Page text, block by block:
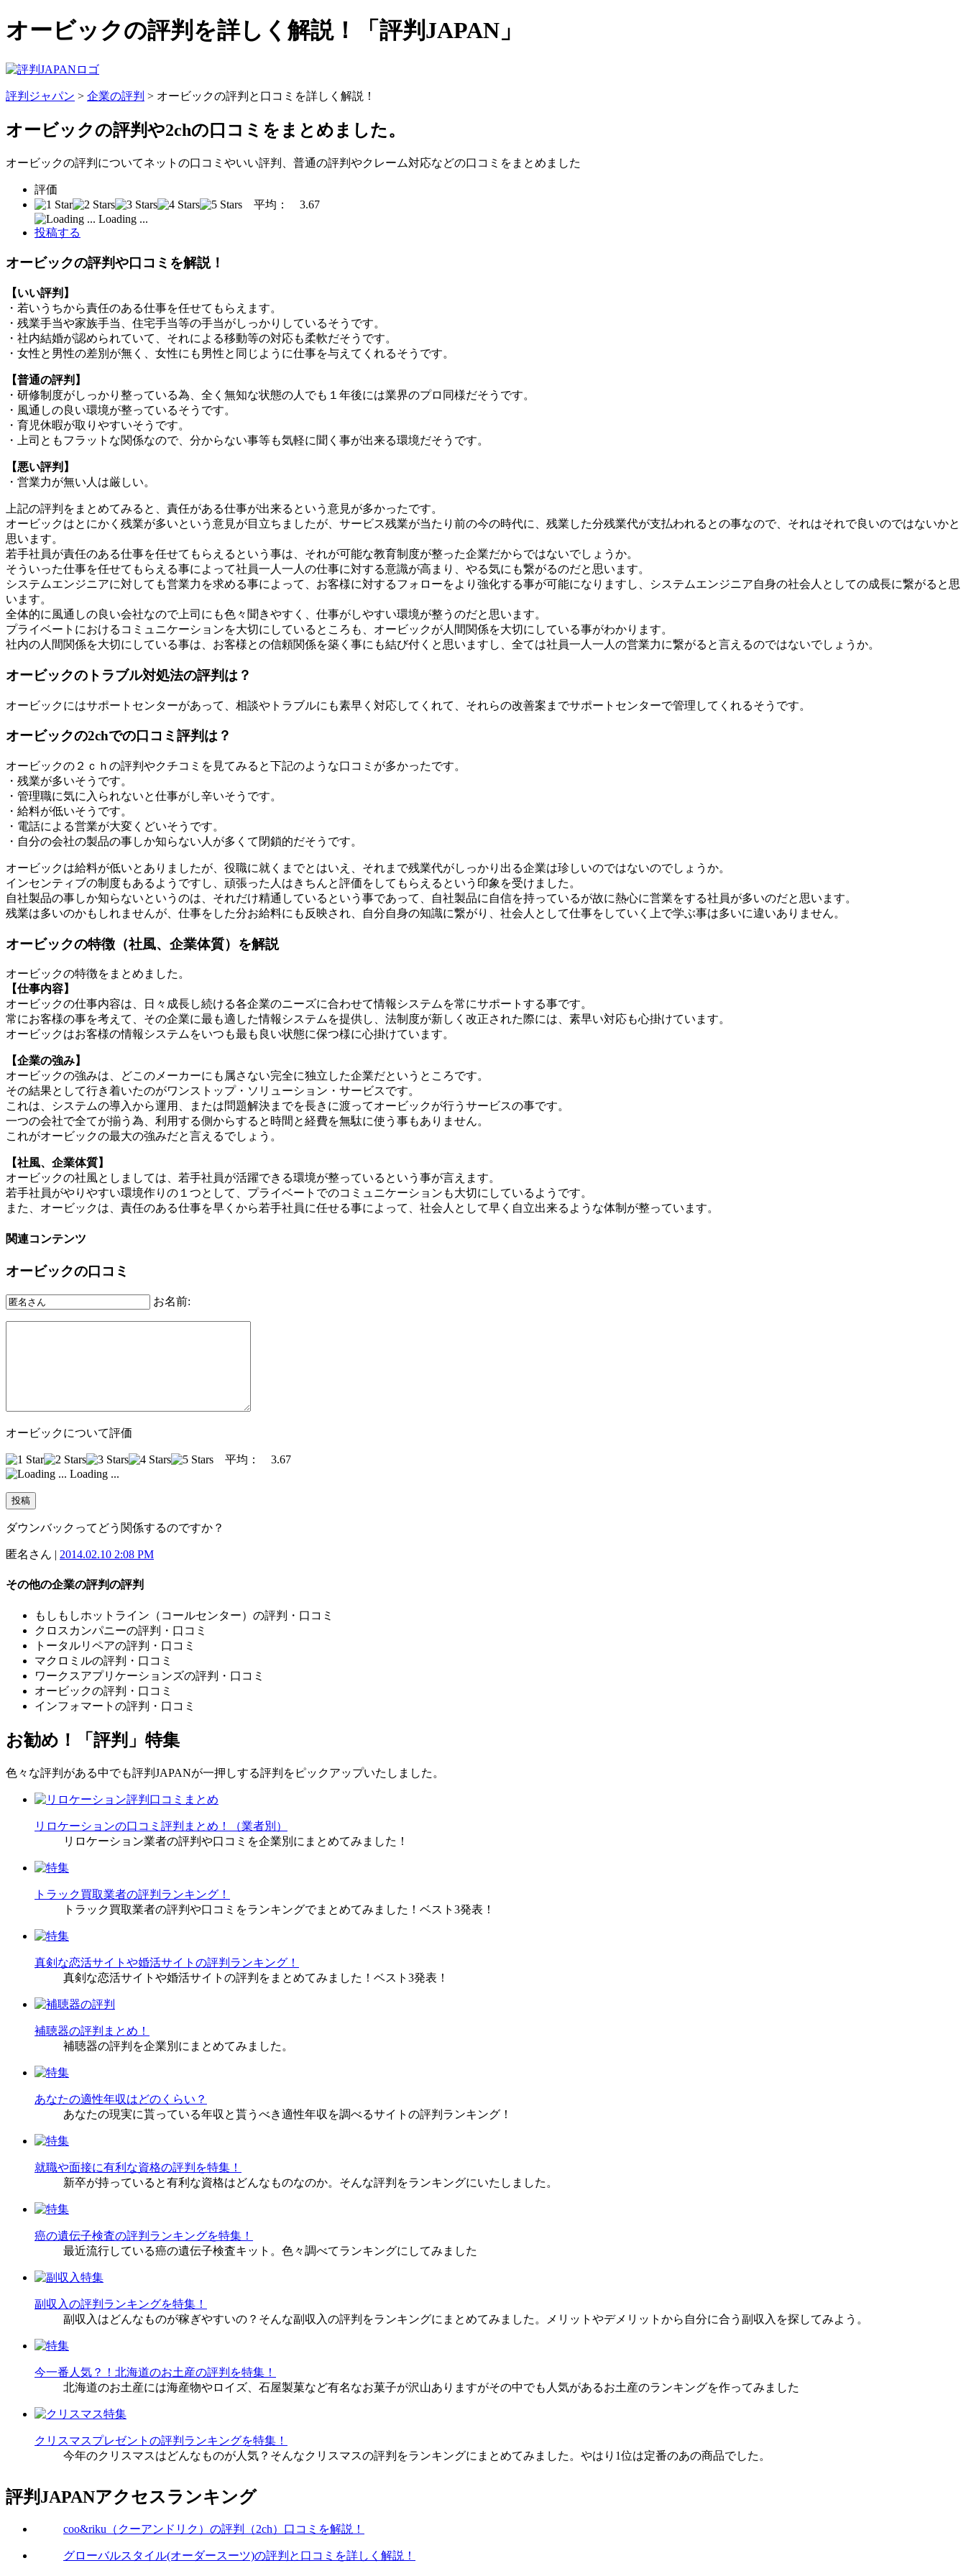
オービックの評判を詳しく解説！「評判JAPAN」
評判ジャパン > 企業の評判 > オービックの評判と口コミを詳しく解説！
オービックの評判や2chの口コミをまとめました。
オービックの評判についてネットの口コミやいい評判、普通の評判やクレーム対応などの口コミをまとめました
評価
平均： 3.67
Loading ...
投稿する
オービックの評判や口コミを解説！
【いい評判】
・若いうちから責任のある仕事を任せてもらえます。
・残業手当や家族手当、住宅手当等の手当がしっかりしているそうです。
・社内結婚が認められていて、それによる移動等の対応も柔軟だそうです。
・女性と男性の差別が無く、女性にも男性と同じように仕事を与えてくれるそうです。
【普通の評判】
・研修制度がしっかり整っている為、全く無知な状態の人でも１年後には業界のプロ同様だそうです。
・風通しの良い環境が整っているそうです。
・育児休暇が取りやすいそうです。
・上司ともフラットな関係なので、分からない事等も気軽に聞く事が出来る環境だそうです。
【悪い評判】
・営業力が無い人は厳しい。
上記の評判をまとめてみると、責任がある仕事が出来るという意見が多かったです。
オービックはとにかく残業が多いという意見が目立ちましたが、サービス残業が当たり前の今の時代に、残業した分残業代が支払われるとの事なので、それはそれで良いのではないかと
思います。
若手社員が責任のある仕事を任せてもらえるという事は、それが可能な教育制度が整った企業だからではないでしょうか。
そういった仕事を任せてもらえる事によって社員一人一人の仕事に対する意識が高まり、やる気にも繋がるのだと思います。
システムエンジニアに対しても営業力を求める事によって、お客様に対するフォローをより強化する事が可能になりますし、システムエンジニア自身の社会人としての成長に繋がると思
います。
全体的に風通しの良い会社なので上司にも色々聞きやすく、仕事がしやすい環境が整うのだと思います。
プライベートにおけるコミュニケーションを大切にしているところも、オービックが人間関係を大切にしている事がわかります。
社内の人間関係を大切にしている事は、お客様との信頼関係を築く事にも結び付くと思いますし、全ては社員一人一人の営業力に繋がると言えるのではないでしょうか。
オービックのトラブル対処法の評判は？
オービックにはサポートセンターがあって、相談やトラブルにも素早く対応してくれて、それらの改善案までサポートセンターで管理してくれるそうです。
オービックの2chでの口コミ評判は？
オービックの２ｃｈの評判やクチコミを見てみると下記のような口コミが多かったです。
・残業が多いそうです。
・管理職に気に入られないと仕事がし辛いそうです。
・給料が低いそうです。
・電話による営業が大変くどいそうです。
・自分の会社の製品の事しか知らない人が多くて閉鎖的だそうです。
オービックは給料が低いとありましたが、役職に就くまでとはいえ、それまで残業代がしっかり出る企業は珍しいのではないのでしょうか。
インセンティブの制度もあるようですし、頑張った人はきちんと評価をしてもらえるという印象を受けました。
自社製品の事しか知らないというのは、それだけ精通しているという事であって、自社製品に自信を持っているが故に熱心に営業をする社員が多いのだと思います。
残業は多いのかもしれませんが、仕事をした分お給料にも反映され、自分自身の知識に繋がり、社会人として仕事をしていく上で学ぶ事は多いに違いありません。
オービックの特徴（社風、企業体質）を解説
オービックの特徴をまとめました。
【仕事内容】
オービックの仕事内容は、日々成長し続ける各企業のニーズに合わせて情報システムを常にサポートする事です。
常にお客様の事を考えて、その企業に最も適した情報システムを提供し、法制度が新しく改正された際には、素早い対応も心掛けています。
オービックはお客様の情報システムをいつも最も良い状態に保つ様に心掛けています。
【企業の強み】
オービックの強みは、どこのメーカーにも属さない完全に独立した企業だというところです。
その結果として行き着いたのがワンストップ・ソリューション・サービスです。
これは、システムの導入から運用、または問題解決までを長きに渡ってオービックが行うサービスの事です。
一つの会社で全てが揃う為、利用する側からすると時間と経費を無駄に使う事もありません。
これがオービックの最大の強みだと言えるでしょう。
【社風、企業体質】
オービックの社風としましては、若手社員が活躍できる環境が整っているという事が言えます。
若手社員がやりやすい環境作りの１つとして、プライベートでのコミュニケーションも大切にしているようです。
また、オービックは、責任のある仕事を早くから若手社員に任せる事によって、社会人として早く自立出来るような体制が整っています。
関連コンテンツ
オービックの口コミ
お名前:
オービックについて評価
平均： 3.67
Loading ...
ダウンバックってどう関係するのですか？
匿名さん | 2014.02.10 2:08 PM
その他の企業の評判の評判
もしもしホットライン（コールセンター）の評判・口コミ
クロスカンパニーの評判・口コミ
トータルリペアの評判・口コミ
マクロミルの評判・口コミ
ワークスアプリケーションズの評判・口コミ
オービックの評判・口コミ
インフォマートの評判・口コミ
お勧め！「評判」特集
色々な評判がある中でも評判JAPANが一押しする評判をピックアップいたしました。
リロケーションの口コミ評判まとめ！（業者別）
リロケーション業者の評判や口コミを企業別にまとめてみました！
トラック買取業者の評判ランキング！
トラック買取業者の評判や口コミをランキングでまとめてみました！ベスト3発表！
真剣な恋活サイトや婚活サイトの評判ランキング！
真剣な恋活サイトや婚活サイトの評判をまとめてみました！ベスト3発表！
補聴器の評判まとめ！
補聴器の評判を企業別にまとめてみました。
あなたの適性年収はどのくらい？
あなたの現実に貰っている年収と貰うべき適性年収を調べるサイトの評判ランキング！
就職や面接に有利な資格の評判を特集！
新卒が持っていると有利な資格はどんなものなのか。そんな評判をランキングにいたしました。
癌の遺伝子検査の評判ランキングを特集！
最近流行している癌の遺伝子検査キット。色々調べてランキングにしてみました
副収入の評判ランキングを特集！
副収入はどんなものが稼ぎやすいの？そんな副収入の評判をランキングにまとめてみました。メリットやデメリットから自分に合う副収入を探してみよう。
今一番人気？！北海道のお土産の評判を特集！
北海道のお土産には海産物やロイズ、石屋製菓など有名なお菓子が沢山ありますがその中でも人気があるお土産のランキングを作ってみました
クリスマスプレゼントの評判ランキングを特集！
今年のクリスマスはどんなものが人気？そんなクリスマスの評判をランキングにまとめてみました。やはり1位は定番のあの商品でした。
評判JAPANアクセスランキング
coo&riku（クーアンドリク）の評判（2ch）口コミを解説！
グローバルスタイル(オーダースーツ)の評判と口コミを詳しく解説！